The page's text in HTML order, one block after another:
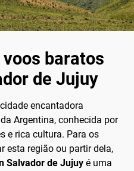
baratos
de Jujuy
encantadora
Argentina, conhecida por
e rica cultura. Para os
esta região ou partir dela,
Salvador de Jujuy é uma